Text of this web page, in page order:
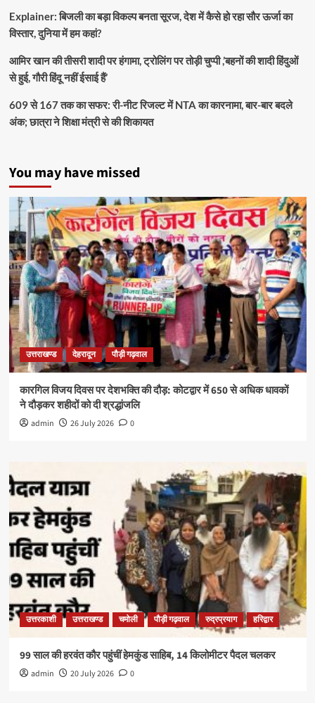
Explainer: बिजली का बड़ा विकल्प बनता सूरज, देश में कैसे हो रहा सौर ऊर्जा का
विस्तार, दुनिया में हम कहां?
आमिर खान की तीसरी शादी पर हंगामा, ट्रोलिंग पर तोड़ी चुप्पी ,’बहनों की शादी हिंदुओं
से हुई, गौरी हिंदू नहीं ईसाई हैं’
609 से 167 तक का सफर: री-नीट रिजल्ट में NTA का कारनामा, बार-बार बदले
अंक; छात्रा ने शिक्षा मंत्री से की शिकायत
You may have missed
उत्तराखण्ड देहरादून पौड़ी गढ़वाल
कारगिल विजय दिवस पर देशभक्ति की दौड़: कोटद्वार में 650 से अधिक धावकों
ने दौड़कर शहीदों को दी श्रद्धांजलि
admin 26 July 2026 0
उत्तरकाशी उत्तराखण्ड चमोली पौड़ी गढ़वाल रुद्रप्रयाग हरिद्वार
99 साल की हरवंत कौर पहुंचीं हेमकुंड साहिब, 14 किलोमीटर पैदल चलकर
admin 20 July 2026 0